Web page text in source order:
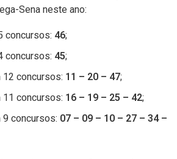
Sena neste ano:
concursos: 46;
concursos: 45;
concursos: 11 – 20 – 47;
concursos: 16 – 19 – 25 – 42;
concursos: 07 – 09 – 10 – 27 – 34 –